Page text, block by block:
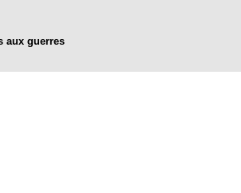
aux guerres